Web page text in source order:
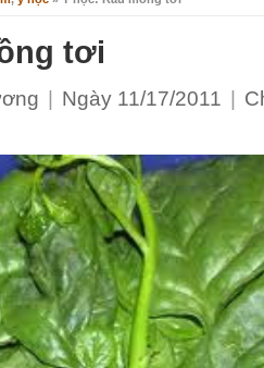
tơi
Ngày 11/17/2011